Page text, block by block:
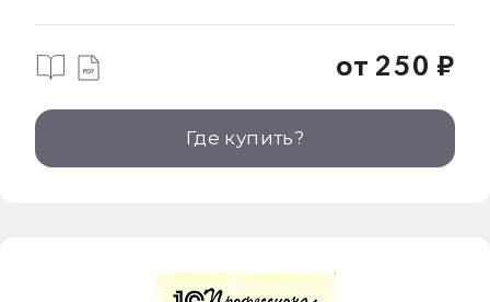
от 250 ₽
Где купить?